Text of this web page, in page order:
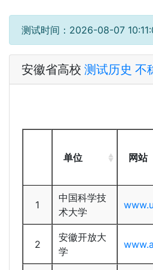
测试时间： 2026-08-07
安徽省高校 测试历史 不
单位 网站
1
中国科学技
术大学
2
安徽开放大
学